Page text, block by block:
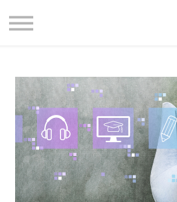
حساب جديد
تسجيل الدخول